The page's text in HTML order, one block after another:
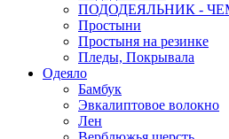
ПОДОДЕЯЛЬНИК -
Простыни
Простыня на резинке
Пледы, Покрывала
Одеяло
Бамбук
Эвкалиптовое волокно
Лен